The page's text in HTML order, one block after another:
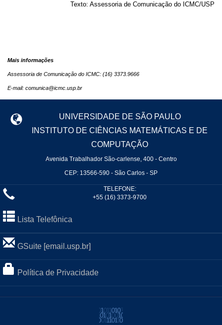
Texto: Assessoria de Comunicação do ICMC/USP
Mais informações
Assessoria de Comunicação do ICMC: (16) 3373.9666
E-mail: comunica@icmc.usp.br
UNIVERSIDADE DE SÃO PAULO
INSTITUTO DE CIÊNCIAS MATEMÁTICAS E DE
COMPUTAÇÃO
Avenida Trabalhador São-carlense, 400 - Centro
CEP: 13566-590 - São Carlos - SP
TELEFONE:
+55 (16) 3373-9700
Lista Telefônica
GSuite [email.usp.br]
Política de Privacidade